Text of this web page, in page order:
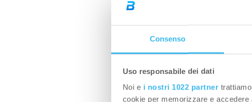
Consenso
Uso responsabile dei dati
Noi e i nostri 1022 partner
cookie per memorizzare e
Cosa sono
categorie si
Gli integratori sportivi,